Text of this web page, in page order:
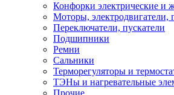
Конфорки электрические и
Моторы, электродвигатели,
Переключатели, пускатели
Подшипники
Ремни
Сальники
Терморегуляторы и
ТЭНы и нагревательные
Прочие